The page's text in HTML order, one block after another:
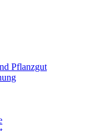
Pflanzgut